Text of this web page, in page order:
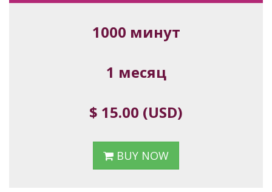
1000 минут
1 месяц
$ 15.00 (USD)
BUY NOW